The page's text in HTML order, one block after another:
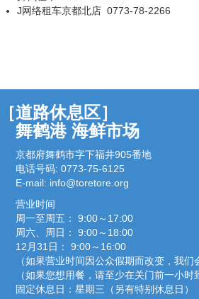
J网络租车京都北店 0773-78-2266
道路休息区］
舞鹤港 海鲜市场
京都府舞鹤市字下福井905番地
电话号码: 0773-75-6125
E-mail: info@toretore.org
营业时间
周一至周五： 9:00～17:00
周六、周日： 9:00～18:00
12月31日： 9:00～16:00
（如果营业时间因公众假期而改变，我们
（如果您想用餐，请至少在关门前一小时
固定休息日：星期三（另有特别休息日）